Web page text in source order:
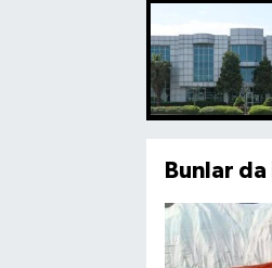
Bunlar